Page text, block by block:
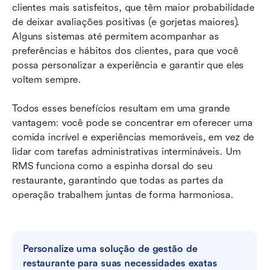
clientes mais satisfeitos, que têm maior probabilidade
de deixar avaliações positivas (e gorjetas maiores).
Alguns sistemas até permitem acompanhar as
preferências e hábitos dos clientes, para que você
possa personalizar a experiência e garantir que eles
voltem sempre.
Todos esses benefícios resultam em uma grande
vantagem: você pode se concentrar em oferecer uma
comida incrível e experiências memoráveis, em vez de
lidar com tarefas administrativas intermináveis. Um
RMS funciona como a espinha dorsal do seu
restaurante, garantindo que todas as partes da
operação trabalhem juntas de forma harmoniosa.
Personalize uma solução de gestão de
restaurante para suas necessidades exatas